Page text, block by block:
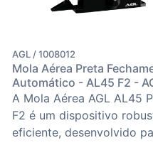
AGL / 1008012
Mola Aérea Preta
Automático - AL45 F2 -
A Mola Aérea AGL AL45
F2 é um dispositivo
eficiente, desenvolvido